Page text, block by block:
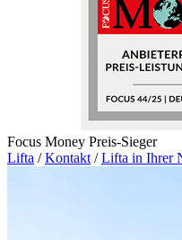
Focus Money Preis-Sieger
Lifta / Kontakt / Lifta in Ihrer